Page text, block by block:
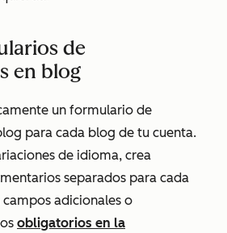
de
en blog
un formulario de
para cada blog de tu cuenta.
de idioma, crea
separados para cada
adicionales o
obligatorios en la